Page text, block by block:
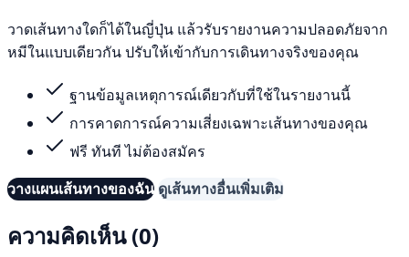
วาดเส้นทางใดก็ได้ในญี่ปุ่น แล้วรับรายงานความปลอดภัยจาก
หมีในแบบเดียวกัน ปรับให้เข้ากับการเดินทางจริงของคุณ
ฐานข้อมูลเหตุการณ์เดียวกับที่ใช้ในรายงานนี้
การคาดการณ์ความเสี่ยงเฉพาะเส้นทางของคุณ
ฟรี ทันที ไม่ต้องสมัคร
วางแผนเส้นทางของฉัน ดูเส้นทางอื่นเพิ่มเติม
ความคิดเห็น (0)